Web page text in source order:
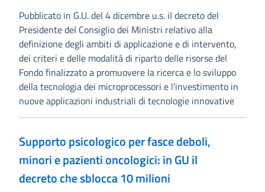
Pubblicato in G.U. del 4 dicembre u.s. il decreto del
Presidente del Consiglio dei Ministri relativo alla
definizione degli ambiti di applicazione e di intervento,
dei criteri e delle modalità di riparto delle risorse del
Fondo finalizzato a promuovere la ricerca e lo sviluppo
della tecnologia dei microprocessori e l'investimento in
nuove applicazioni industriali di tecnologie innovative
Supporto psicologico per fasce deboli,
minori e pazienti oncologici: in GU il
decreto che sblocca 10 milioni